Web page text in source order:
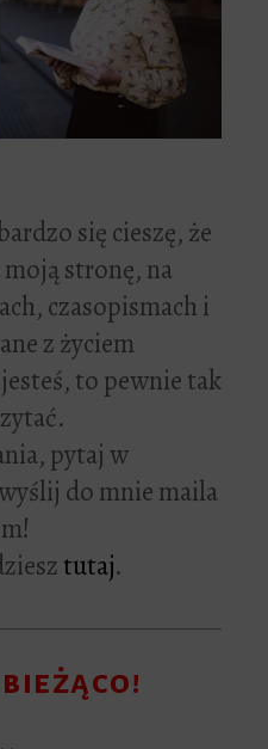
się cieszę, że
stronę, na
czasopismach i
z życiem
to pewnie tak
pytaj w
do mnie maila
tutaj.